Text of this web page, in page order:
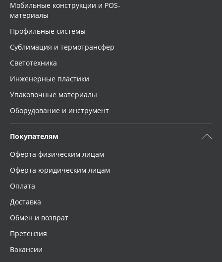
Мобильные конструкции и POS-
материалы
Профильные системы
Сублимация и термотрансфер
Светотехника
Инженерные пластики
Упаковочные материалы
Оборудование и инструмент
Покупателям
Оферта физическим лицам
Оферта юридическим лицам
Оплата
Доставка
Обмен и возврат
Претензия
Вакансии